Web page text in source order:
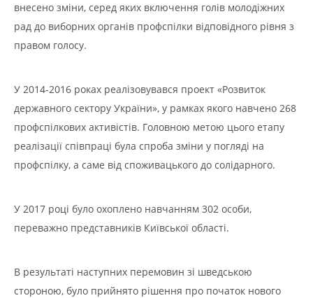
внесено зміни, серед яких включення голів молодіжних
рад до виборних органів профспілки відповідного рівня з
правом голосу.
У 2014-2016 роках реалізовувався проект «Розвиток
державного сектору України», у рамках якого навчено 268
профспілкових активістів. Головною метою цього етапу
реалізації співпраці була спроба зміни у погляді на
профспілку, а саме від споживацького до солідарного.
У 2017 році було охоплено навчанням 302 особи,
переважно представників Київської області.
В результаті наступних перемовин зі шведською
стороною, було прийнято рішення про початок нового